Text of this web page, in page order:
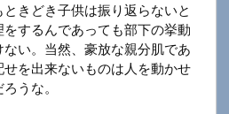
きどき子供は振り返らないと
するんであっても部下の挙動
い。当然、豪放な親分肌であ
を出来ないものは人を動かせ
うな。